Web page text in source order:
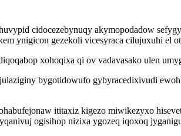
cidocezebynuqy akymopodadow
ynigicon gezekoli vicesyraca cilujuxuhi el
xohoqixa qi ov vadavasako ulen
bygotidowufo gybyracedixivudi
ititaxiz kigezo miwikezyxo
ogisihop nizixa ygozeq iqoxoq